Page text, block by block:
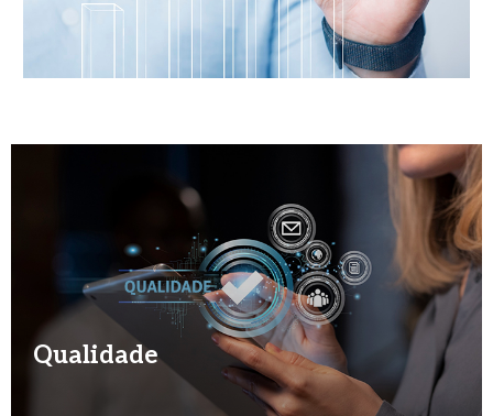
Qualidade